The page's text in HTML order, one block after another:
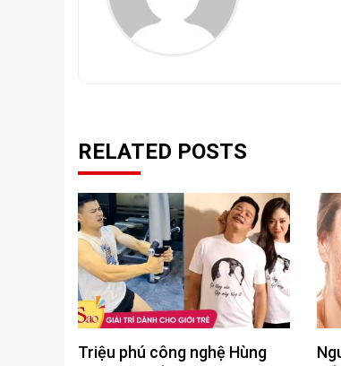
RELATED POSTS
Triệu phú công nghệ Hùng